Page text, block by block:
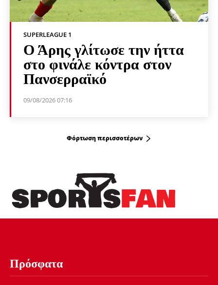
SUPERLEAGUE 1
Ο Άρης γλίτωσε την ήττα
στο φινάλε κόντρα στον
Πανσερραϊκό
09/08/2026 07:16
Φόρτωση περισσοτέρων
Πρόσφατα